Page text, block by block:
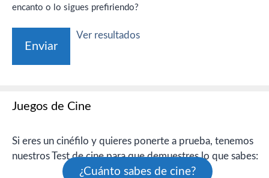
encanto o lo sigues prefiriendo?
Ver resultados
Juegos de Cine
Si eres un cinéfilo y quieres ponerte a prueba, tenemos
nuestros Test de cine para que demuestres lo que sabes:
¿Cuánto sabes de cine?